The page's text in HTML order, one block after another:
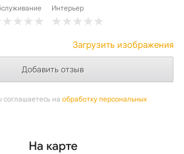
Интерьер
Загрузить изображения
соглашаетесь на обработку персональных
На карте